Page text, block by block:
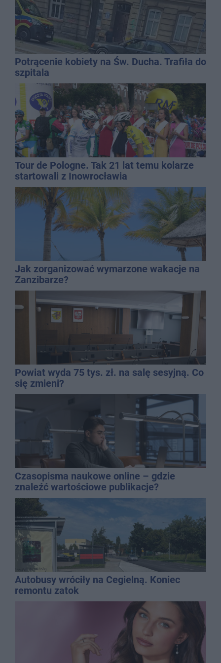
Potrącenie kobiety na Św. Ducha. Trafiła do
szpitala
Tour de Pologne. Tak 21 lat temu kolarze
startowali z Inowrocławia
Jak zorganizować wymarzone wakacje na
Zanzibarze?
Powiat wyda 75 tys. zł. na salę sesyjną. Co
się zmieni?
Czasopisma naukowe online – gdzie
znaleźć wartościowe publikacje?
Autobusy wróciły na Cegielną. Koniec
remontu zatok